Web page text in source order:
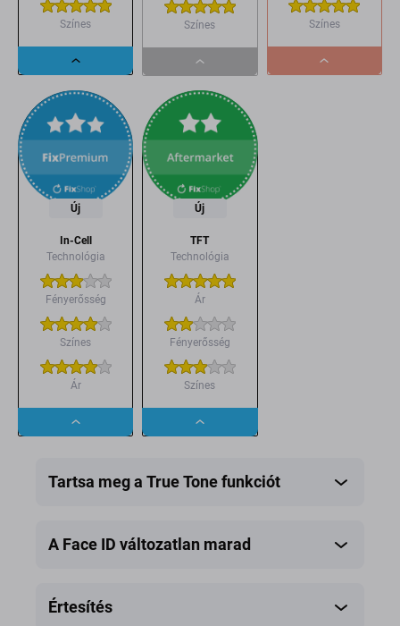
Színes
Dropdown
button
Színes
Dropdown
button
Színes
Dropdown
Új
In-Cell
Technológia
Fényerősség
Színes
Ár
Dropdown
Új
TFT
Technológia
Ár
Fényerősség
Színes
Dropdown
Tartsa meg a True Tone funkciót
A Face ID változatlan marad
Értesítés